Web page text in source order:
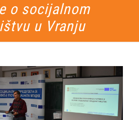
o socijalnom
u Vranju